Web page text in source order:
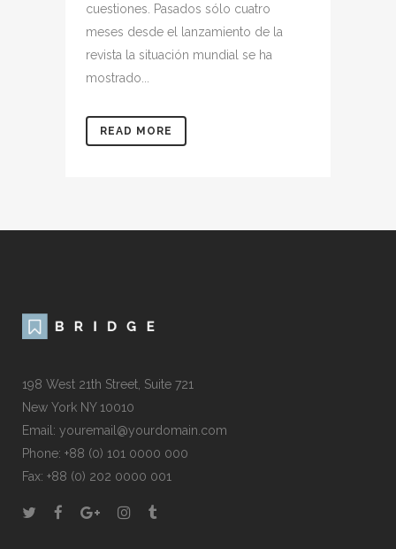
cuestiones. Pasados sólo cuatro
meses desde el lanzamiento de la
revista la situación mundial se ha
mostrado...
READ MORE
198 West 21th Street, Suite 721
New York NY 10010
Email: youremail@yourdomain.com
Phone: +88 (0) 101 0000 000
Fax: +88 (0) 202 0000 001